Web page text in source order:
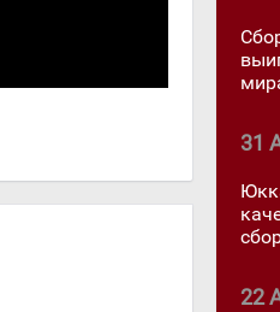
31
22